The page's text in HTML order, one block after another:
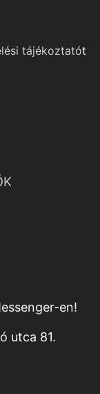
tájékoztatót
en!
utca 81.